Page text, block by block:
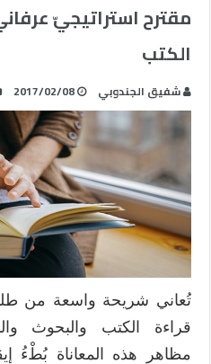
مقترح استراتيجيّ
الكتب
شفيق الجندوبي 2017/02/08
تُعاني شريحة واسعة من
قراءة الكتب والبحوث
مظاهر هذه المعاناة بُطْءُ